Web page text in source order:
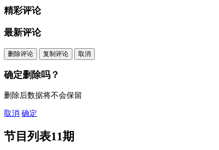
精彩评论
最新评论
删除评论 复制评论 取消
确定删除吗？
删除后数据将不会保留
取消 确定
节目列表11期